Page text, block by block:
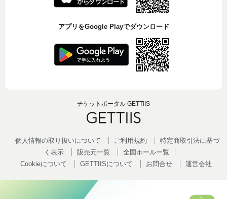
アプリをGoogle Playでダウンロード
チケットポータル GETTIIS
個人情報の取り扱いについて ご利用規約
特定商取引法に基づ
く表示
販売元一覧
全国ホールー覧
Cookieについて
GETTIISについて お問合せ 運営会社